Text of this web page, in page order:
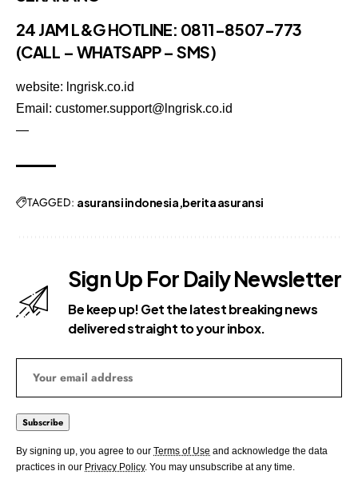
24 JAM L&G HOTLINE: 0811-8507-773
(CALL – WHATSAPP – SMS)
website: lngrisk.co.id
Email: customer.support@lngrisk.co.id
—
TAGGED: asuransi indonesia berita asuransi
Sign Up For Daily Newsletter
Be keep up! Get the latest breaking news
delivered straight to your inbox.
By signing up, you agree to our Terms of Use and acknowledge the data
practices in our Privacy Policy. You may unsubscribe at any time.